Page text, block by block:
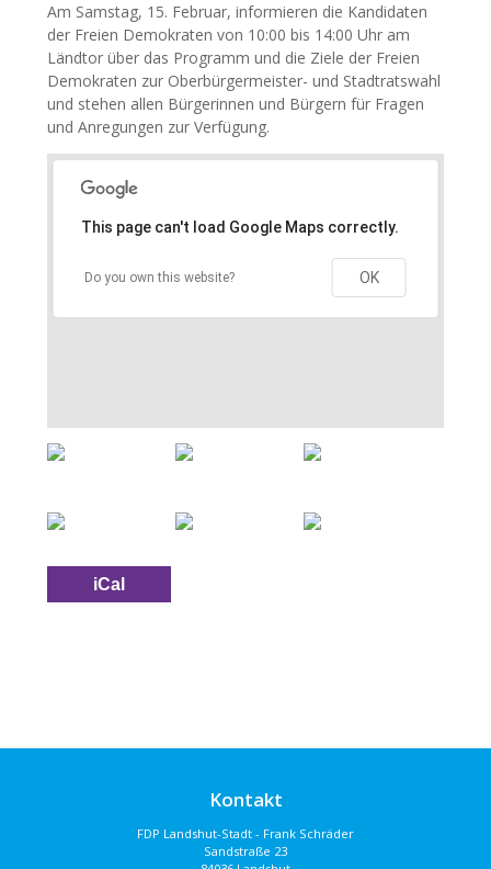
Am Samstag, 15. Februar, informieren die Kandidaten
der Freien Demokraten von 10:00 bis 14:00 Uhr am
Ländtor über das Programm und die Ziele der Freien
Demokraten zur Oberbürgermeister- und Stadtratswahl
und stehen allen Bürgerinnen und Bürgern für Fragen
und Anregungen zur Verfügung.
This page can't load Google Maps correctly.
Do you own this website? OK
iCal
Kontakt
FDP Landshut-Stadt - Frank Schräder
Sandstraße 23